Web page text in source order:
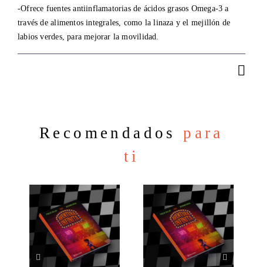
-Ofrece fuentes antiinflamatorias de ácidos grasos Omega-3 a
través de alimentos integrales, como la linaza y el mejillón de
labios verdes, para mejorar la movilidad.
Recomendadospara
ti